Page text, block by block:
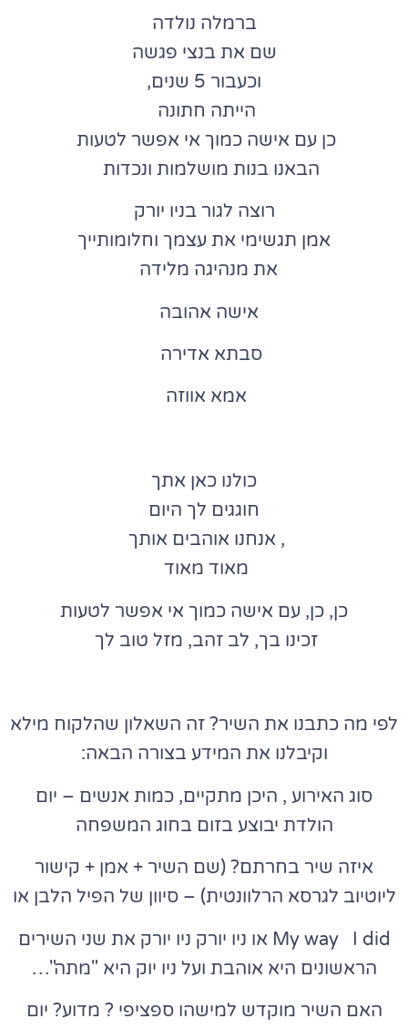
ברמלה נולדה
שם את בנצי פגשה
וכעבור 5 שנים,
הייתה חתונה
כן עם אישה כמוך אי אפשר לטעות
הבאנו בנות מושלמות ונכדות
רוצה לגור בניו יורק
אמן תגשימי את עצמך וחלומותייך
את מנהיגה מלידה
אישה אהובה
סבתא אדירה
אמא אווזה
כולנו כאן אתך
חוגגים לך היום
, אנחנו אוהבים אותך
מאוד מאוד
כן, כן, עם אישה כמוך אי אפשר לטעות
זכינו בך, לב זהב, מזל טוב לך
לפי מה כתבנו את השיר? זה השאלון שהלקוח מילא
וקיבלנו את המידע בצורה הבאה:
סוג האירוע , היכן מתקיים, כמות אנשים – יום
הולדת יבוצע בזום בחוג המשפחה
איזה שיר בחרתם? (שם השיר + אמן + קישור
ליוטיוב לגרסא הרלוונטית) – סיוון של הפיל הלבן או
My way I did או ניו יורק ניו יורק את שני השירים
הראשונים היא אוהבת ועל ניו יוק היא "מתה"…
האם השיר מוקדש למישהו ספציפי ? מדוע? יום